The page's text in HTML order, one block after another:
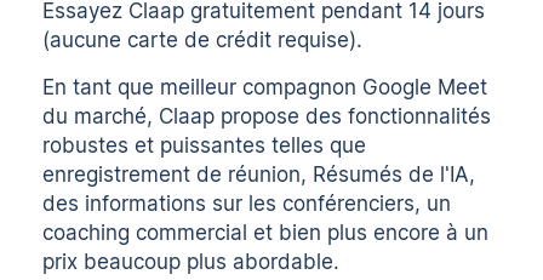
Essayez Claap gratuitement pendant 14 jours
(aucune carte de crédit requise).
En tant que meilleur compagnon Google Meet
du marché, Claap propose des fonctionnalités
robustes et puissantes telles que
enregistrement de réunion, Résumés de l'IA,
des informations sur les conférenciers, un
coaching commercial et bien plus encore à un
prix beaucoup plus abordable.